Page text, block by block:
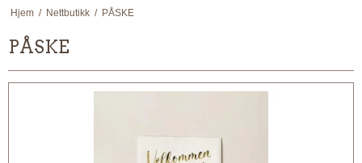
Hjem / Nettbutikk / PÅSKE
PÅSKE